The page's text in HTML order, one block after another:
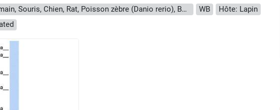
Reactivité: Humain, Souris, Chien, Rat, Poisson zèbre (Danio rerio), Boeuf (Vache) WB
Hôte: Lapin